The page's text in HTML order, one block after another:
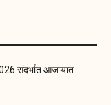
संदर्भात आजऱ्यात